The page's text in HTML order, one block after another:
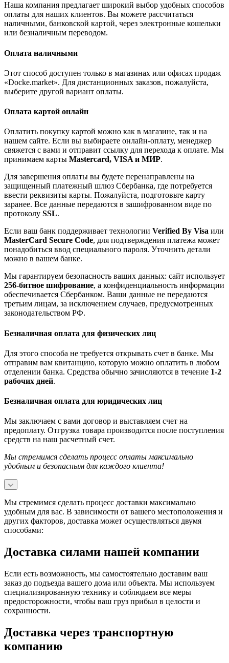
Наша компания предлагает широкий выбор удобных способов
оплаты для наших клиентов. Вы можете рассчитаться
наличными, банковской картой, через электронные кошельки
или безналичным переводом.
Оплата наличными
Этот способ доступен только в магазинах или офисах продаж
«Docke.market». Для дистанционных заказов, пожалуйста,
выберите другой вариант оплаты.
Оплата картой онлайн
Оплатить покупку картой можно как в магазине, так и на
нашем сайте. Если вы выбираете онлайн-оплату, менеджер
свяжется с вами и отправит ссылку для перехода к оплате. Мы
принимаем карты Mastercard, VISA и МИР.
Для завершения оплаты вы будете перенаправлены на
защищенный платежный шлюз Сбербанка, где потребуется
ввести реквизиты карты. Пожалуйста, подготовьте карту
заранее. Все данные передаются в зашифрованном виде по
протоколу SSL.
Если ваш банк поддерживает технологии Verified By Visa или
MasterCard Secure Code, для подтверждения платежа может
понадобиться ввод специального пароля. Уточнить детали
можно в вашем банке.
Мы гарантируем безопасность ваших данных: сайт использует
256-битное шифрование, а конфиденциальность информации
обеспечивается Сбербанком. Ваши данные не передаются
третьим лицам, за исключением случаев, предусмотренных
законодательством РФ.
Безналичная оплата для физических лиц
Для этого способа не требуется открывать счет в банке. Мы
отправим вам квитанцию, которую можно оплатить в любом
отделении банка. Средства обычно зачисляются в течение 1-2
рабочих дней.
Безналичная оплата для юридических лиц
Мы заключаем с вами договор и выставляем счет на
предоплату. Отгрузка товара производится после поступления
средств на наш расчетный счет.
Мы стремимся сделать процесс оплаты максимально
удобным и безопасным для каждого клиента!
Мы стремимся сделать процесс доставки максимально
удобным для вас. В зависимости от вашего местоположения и
других факторов, доставка может осуществляться двумя
способами:
Доставка силами нашей компании
Если есть возможность, мы самостоятельно доставим ваш
заказ до подъезда вашего дома или объекта. Мы используем
специализированную технику и соблюдаем все меры
предосторожности, чтобы ваш груз прибыл в целости и
сохранности.
Доставка через транспортную
компанию